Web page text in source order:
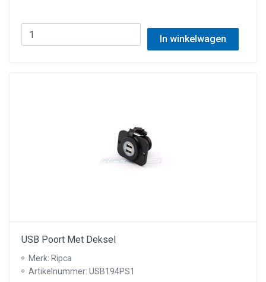
In winkelwagen
USB Poort Met Deksel
Merk: Ripca
Artikelnummer: USB194PS1